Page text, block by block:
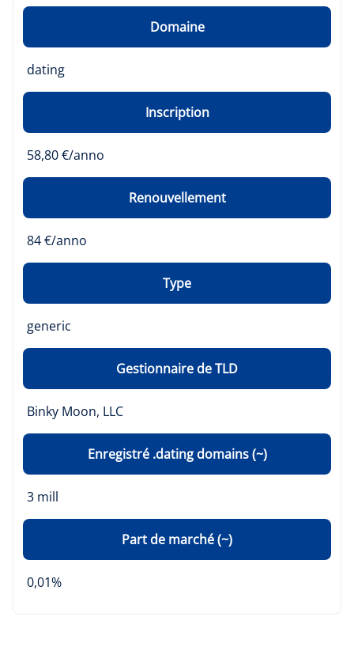
Domaine
dating
Inscription
58,80 €/anno
Renouvellement
84 €/anno
Type
generic
Gestionnaire de TLD
Binky Moon, LLC
Enregistré .dating domains (~)
3 mill
Part de marché (~)
0,01%